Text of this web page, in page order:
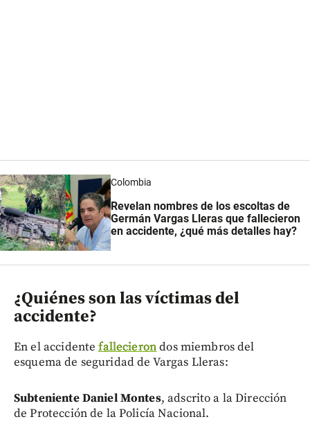
Colombia
Revelan nombres de los escoltas de
Germán Vargas Llerasque fallecieron
en accidente, ¿qué más detalles hay?
¿Quiénes son las víctimas del
accidente?
En el accidentefallecierondos miembros del
esquema de seguridad de Vargas Lleras:
Subteniente Daniel Montes, adscrito a la Dirección
de Protección de la Policía Nacional.